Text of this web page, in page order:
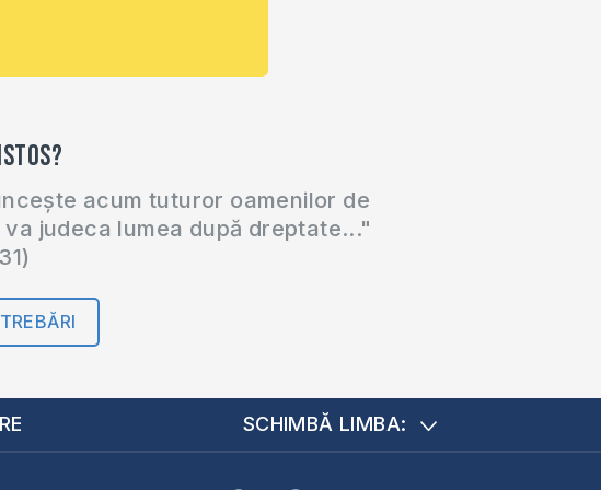
acum tuturor oamenilor de
judeca lumea după dreptate..."
SCHIMBĂ LIMBA: